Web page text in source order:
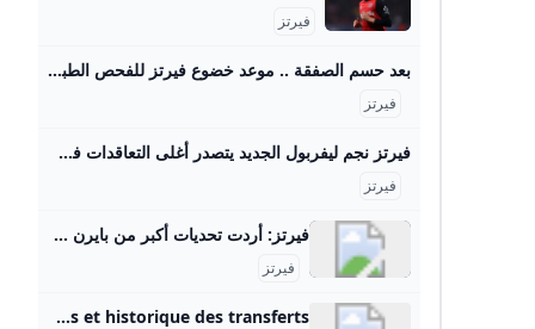
فيرتز
بعد حسم الصفقة .. موعد خضوع فيرتز للفحص الطبي في ليفربول - هاي كورة بعد حسم الصفقة .. موعد خضوع فيرتز للفحص الطبي في ليفربول احد اخبار كرة القدم على هاي كورة من قسم أخبار ليفربول . الدوري الانجليزي رومانو فلوريان فيرتز ليفربول عاجل: شاهد نتائج قرعة دوري ابطال اوروبا 2025 2025/08/28 - 7:36 مساءً البث المباشر لنتائج قرعة دوري الأبطال هذا الموسم 2025/08/28 - 3:25 مساءً خصوم برشلونة في دور المجموعات بدوري ابطال اوروبا 2025/08/28 - 7:45 مساءً رسميا: خصوم ريال مدريد في دور المجموعات بدوري ابطال اوروبا 2025/08/28 - 7:39 مساءً عرض خيالي من نيوكاسل لـ فيرمين لوبيز 2025/08/28 - 8:52 مساءً صور : فيرمين يغادر برفقة صديقته 2025/08/28 - 3:27 مساءً مشكلة قد تكلف برشلونة خسارة لقب دوري أبطال أوروبا 2025/08/28 - 7:15 مساءً بعد القرعة.
فيرتز
فيرتز نجم ليفربول الجديد يتصدر أغلى التعاقدات في تاريخ البريميرليغ رياضة الجزيرة نت تعاقد نادي ليفربول مع المهاجم الألماني فلوريان فيرتز قادما من باير ليفركوزن في صفقة قياسية بالنسبة للدوري الإنجليزي الممتاز قدرت بـ125 مليون يورو، ليصبح بذلك أغلى لاعب في تاريخ البريميرليغ. list of 2 itemslist 1 of 2 ساوثغيت وزيدان أبرز المرشحين لخلافة أموريم في اليونايتد list 2 of 2 توقف صفقة انتقال رودريغو من ريال مدريد لمانشستر سيتي بسبب تمسك “السيتيزنز” بسافينيو end of list- الألماني فلوريان فيرتز: من باير ليفركوزن إلى ليفربول (125 مليون يورو).
فيرتز
فيرتز: أردت تحديات أكبر من بايرن رياضة وكالة أنباء سرايا الإخبارية - حرية سقفها السماء سرايا - قال فلوريان فيرتز إنه قرر الانتقال إلى ليفربول من أجل خوض تحد أكبر، واصفا مغادرة … فيرتز: أردت تحديات أكبر من بايرن 25-08-2025 08:17 PM تعديل حجم الخط: سرايا - قال فلوريان فيرتز إنه قرر الانتقال إلى ليفربول من أجل خوض تحد أكبر، واصفا مغادرة ألمانيا واللعب في بلد آخر بأنه أكثر صعوبة.أضاف صانع الألعاب الألماني الذي انضم لليفربول هذا الصيف بصفقة قياسية قادما من باير ليفركوزن في تصريحات لمجلة (كيكر) الألمانية أنه تعمد خوض تحد أكبر، بعدما حاول نادي بايرن ميونخ كثيرا التعاقد معه خلال الصيف الجاري.
فيرتز
Statistiques de Florian Wirtz Soccerway Consultez le profil joueur de Florian Wirtz sur Soccerway. Statistiques de carrière, blessures et historique des transferts.